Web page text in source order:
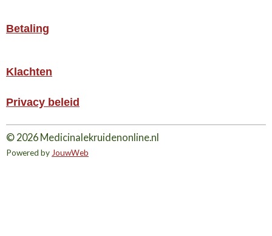
Betaling
Klachten
Privacy beleid
© 2026 Medicinalekruidenonline.nl
Powered by JouwWeb